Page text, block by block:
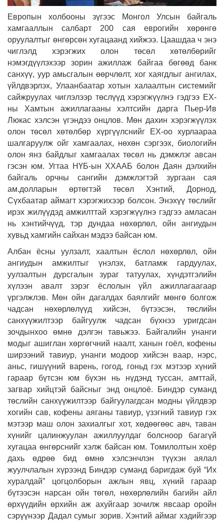
Европын холбооны зүгээс Монгол Улсын байгаль
хамгааллын салбарт 200 сая еврогийн хөрөнгө
оруулалтыг өнгөрсөн хугацаанд хийжээ. Цаашдаа ч энэ
чиглэлд хэрэгжих олон төсөл хөтөлбөрийг
нэмэгдүүлэхээр зорин ажиллаж байгаа бөгөөд банк
санхүү, уур амьсгалын өөрчлөлт, хог хаягдлыг ангилах,
үйлдвэрлэх, Улаанбаатар хотын халаалтын системийг
сайжруулах чиглэлээр төслүүд хэрэгжүүлнэ гэдгээ ЕХ-
ны Хамтын ажиллагааны хэлтсийн дарга Пьер-Ив
Люкас хэлсэн үгэндээ онцлов. Мөн дахин хэрэгжүүлэх
олон төсөл хөтөлбөр хүргүүлснийг ЕХ-оо хурлаараа
шалгаруулж ойг хамгаалах, нөхөн сэргээх, биологийн
олон янз байдлыг хамгаалах төсөл нь дэмжлэг авсан
гэсэн юм. Угтаа НҮБ-ын ХХААБ болон Даян дэлхийн
байгаль орчны сангийн дэмжлэгтэй зургаан сая
ам.долларын өртөгтэй төсөл Хэнтий, Дорнод,
Сүхбаатар аймагт хэрэгжихээр болсон. Энэхүү төслийг
ирэх жилүүдэд амжилттай хэрэгжүүлнэ гэдгээ амласан
нь хэнтийчүүд, тэр дундаа нөхөрлөл, ойн ангиудын
хувьд хамгийн сайхан мэдээ байсан юм.
Албан ёсны уулзалт, хаалтын ёслол нөхөрлөл, ойн
ангиудын амжилтыг үнэлэх, батламж гардуулах,
уулзалтын дурсгалын зураг татуулах, хүндэтгэлийн
хүлээн авалт зэрэг ёслолын үйл ажиллагаагаар
үргэлжлэв. Мөн ойн дагалдах баялгийг мөнгө болгож
чадсан нөхөрлөлүүд хийсэн, бүтээсэн, төслийн
санхүүжилтээр байгуулж чадсан бүхнээ уригдсан
зочдынхоо өмнө дэлгэн тавьжээ. Байгалийн унанги
модыг ашиглан хөргөгчний наалт, ханын гоёл, кофены
ширээний тавиур, унанги модоор хийсэн ваар, нэрс,
аньс, гишүүний варень, гогод, гоньд гэх мэтээр хүний
гараар бүтсэн юм бүхэн нь нүдэнд туссан, амттай,
загвар хийцтэй байсныг энд онцлоё. Биндэр суманд
төслийн санхүүжилтээр байгуулагдсан модны үйлдвэр
хогийн сав, кофены аяганы тавиур, үзэгний тавиур гэх
мэтээр маш олон захиалгыг хот, хөдөөгөөс авч, таван
хүнийг цалинжуулан ажиллуулдаг болсноор багагүй
хугацаа өнгөрснийг хэлж байсан юм. Томилолтын хоёр
дахь өдрөө бид өмнө хэлсэнчлэн түүхэн аялал
жуулчлалын хүрээнд Биндэр суманд баригдаж буй “Их
хуралдай” цогцолборын ажлын явц, хүний гараар
бүтээсэн нарсан ойн төгөл, нөхөрлөлийн багийн айл
өрхүүдийн өрхийн аж ахуйгаар зочилж явсаар оройн
сэрүүнээр Дадал сумыг зорив. Хэнтий аймаг хэдийгээр